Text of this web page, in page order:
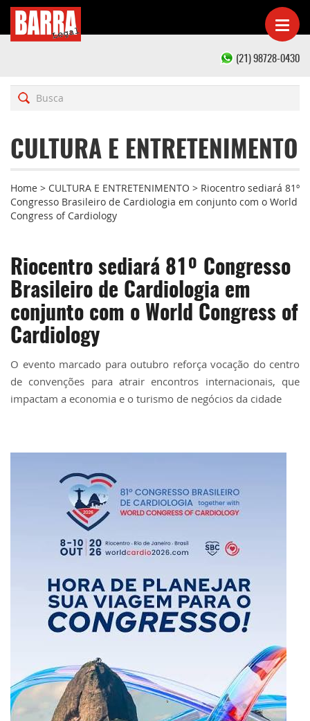
(21) 98728-0430
CULTURA E ENTRETENIMENTO
Home > CULTURA E ENTRETENIMENTO > Riocentro sediará 81º
Congresso Brasileiro de Cardiologia em conjunto com o World
Congress of Cardiology
Riocentro sediará 81º Congresso
Brasileiro de Cardiologia em
conjunto com o World Congress of
Cardiology
O evento marcado para outubro reforça vocação do centro
de convenções para atrair encontros internacionais, que
impactam a economia e o turismo de negócios da cidade